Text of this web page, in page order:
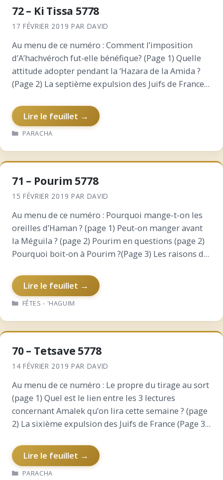
72 – Ki Tissa 5778
17 FÉVRIER 2019 PAR DAVID
Au menu de ce numéro : Comment l’imposition
d’A’hachvéroch fut-elle bénéfique? (Page 1) Quelle
attitude adopter pendant la ‘Hazara de la Amida ?
(Page 2) La septième expulsion des Juifs de France
Lire le feuillet →
CATÉGORIES
PARACHA
71 – Pourim 5778
15 FÉVRIER 2019 PAR DAVID
Au menu de ce numéro : Pourquoi mange-t-on les
oreilles d’Haman ? (page 1) Peut-on manger avant
la Méguila ? (page 2) Pourim en questions (page 2)
Pourquoi boit-on à Pourim ?(Page 3) Les raisons de
Lire le feuillet →
CATÉGORIES
FÊTES - 'HAGUIM
70 – Tetsave 5778
14 FÉVRIER 2019 PAR DAVID
Au menu de ce numéro : Le propre du tirage au sort
(page 1) Quel est le lien entre les 3 lectures
concernant Amalek qu’on lira cette semaine ? (page
2) La sixième expulsion des Juifs de France (Page 3)
Lire le feuillet →
CATÉGORIES
PARACHA